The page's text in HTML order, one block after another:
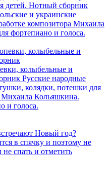
детей. Нотный сборник
и украинские
композитора Михаила
фортепиано и голоса.
колыбельные и
Русские народные
колядки, потешки для
Михаила Кольяшкина.
и голоса.
Новый год?
в спячку и поэтому не
спать и отметить